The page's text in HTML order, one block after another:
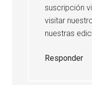
suscripción
visitar
nuestras
Responder